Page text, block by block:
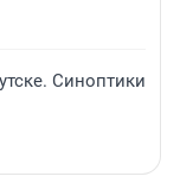
Синоптики